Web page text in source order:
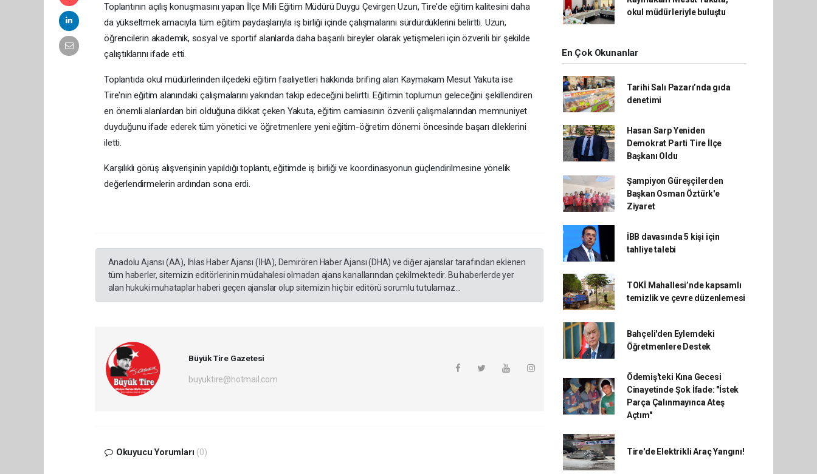
Toplantının açılış konuşmasını yapan İlçe Milli Eğitim Müdürü Duygu Çevirgen Uzun, Tire'de eğitim kalitesini daha
da yükseltmek amacıyla tüm eğitim paydaşlarıyla iş birliği içinde çalışmalarını sürdürdüklerini belirtti. Uzun,
öğrencilerin akademik, sosyal ve sportif alanlarda daha başarılı bireyler olarak yetişmeleri için özverili bir şekilde
çalıştıklarını ifade etti.
Toplantıda okul müdürlerinden ilçedeki eğitim faaliyetleri hakkında brifing alan Kaymakam Mesut Yakuta ise
Tire'nin eğitim alanındaki çalışmalarını yakından takip edeceğini belirtti. Eğitimin toplumun geleceğini şekillendiren
en önemli alanlardan biri olduğuna dikkat çeken Yakuta, eğitim camiasının özverili çalışmalarından memnuniyet
duyduğunu ifade ederek tüm yönetici ve öğretmenlere yeni eğitim-öğretim dönemi öncesinde başarı dileklerini
iletti.
Karşılıklı görüş alışverişinin yapıldığı toplantı, eğitimde iş birliği ve koordinasyonun güçlendirilmesine yönelik
değerlendirmelerin ardından sona erdi.
Anadolu Ajansı (AA), İhlas Haber Ajansı (İHA), Demirören Haber Ajansı (DHA) ve diğer ajanslar tarafından eklenen
tüm haberler, sitemizin editörlerinin müdahalesi olmadan ajans kanallarından çekilmektedir. Bu haberlerde yer
alan hukuki muhataplar haberi geçen ajanslar olup sitemizin hiç bir editörü sorumlu tutulamaz...
Büyük Tire Gazetesi
buyuktire@hotmail.com
Okuyucu Yorumları (0)
okul müdürleriyle buluştu
En Çok Okunanlar
Tarihi Salı Pazarı’nda gıda
denetimi
Hasan Sarp Yeniden
Demokrat Parti Tire İlçe
Başkanı Oldu
Şampiyon Güreşçilerden
Başkan Osman Öztürk'e
Ziyaret
İBB davasında 5 kişi için
tahliye talebi
TOKİ Mahallesi’nde kapsamlı
temizlik ve çevre düzenlemesi
Bahçeli'den Eylemdeki
Öğretmenlere Destek
Ödemiş'teki Kına Gecesi
Cinayetinde Şok İfade: "İstek
Parça Çalınmayınca Ateş
Açtım"
Tire'de Elektrikli Araç Yangını!